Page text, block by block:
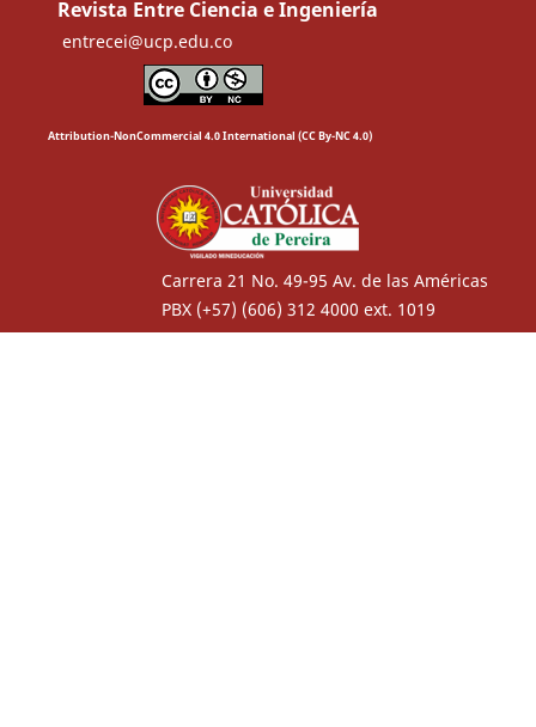
Revista Entre Ciencia e Ingeniería
entrecei@ucp.edu.co
Attribution-NonCommercial 4.0 International (CC By-NC 4.0)
Carrera 21 No. 49-95 Av. de las Américas
PBX (+57) (606) 312 4000 ext. 1019